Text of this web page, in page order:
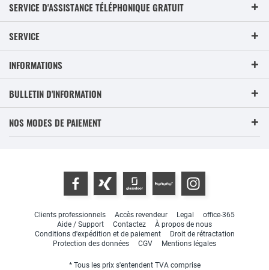
SERVICE D'ASSISTANCE TÉLÉPHONIQUE GRATUIT
SERVICE
INFORMATIONS
BULLETIN D'INFORMATION
NOS MODES DE PAIEMENT
Clients professionnels Accès revendeur Legal
office-365
Aide / Support
Contactez
À propos de nous
Conditions d'expédition et de paiement
Droit de rétractation
Protection des données
CGV Mentions légales
* Tous les prix s'entendent TVA comprise